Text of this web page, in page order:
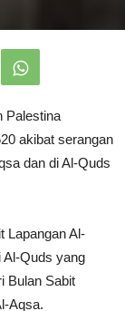
Palestina
akibat serangan
dan di Al-Quds
Lapangan Al-
Al-Quds yang
Bulan Sabit
Aqsa.